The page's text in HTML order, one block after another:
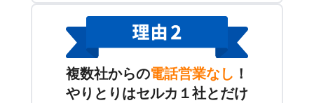
複数社からの電話営業なし ！
やりとりはセルカ１社とだけ